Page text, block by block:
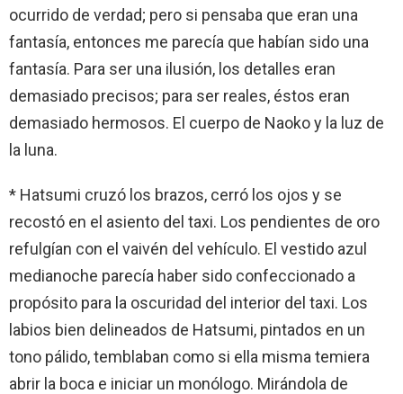
ocurrido de verdad; pero si pensaba que eran una
fantasía, entonces me parecía que habían sido una
fantasía. Para ser una ilusión, los detalles eran
demasiado precisos; para ser reales, éstos eran
demasiado hermosos. El cuerpo de Naoko y la luz de
la luna.
* Hatsumi cruzó los brazos, cerró los ojos y se
recostó en el asiento del taxi. Los pendientes de oro
refulgían con el vaivén del vehículo. El vestido azul
medianoche parecía haber sido confeccionado a
propósito para la oscuridad del interior del taxi. Los
labios bien delineados de Hatsumi, pintados en un
tono pálido, temblaban como si ella misma temiera
abrir la boca e iniciar un monólogo. Mirándola de